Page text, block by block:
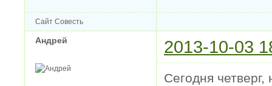
Сайт Совесть
Андрей 2013-10-03
Сегодня